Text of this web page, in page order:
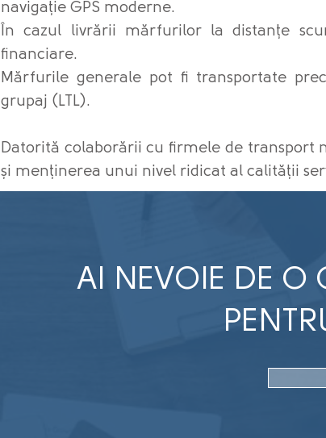
navigație GPS moderne.
În cazul livrării mărfurilor la distanțe
financiare.
Mărfurile generale pot fi transportate
grupaj (LTL).
Datorită colaborării cu firmele de transport
și menținerea unui nivel ridicat al calității
AI NEVOIE DE O